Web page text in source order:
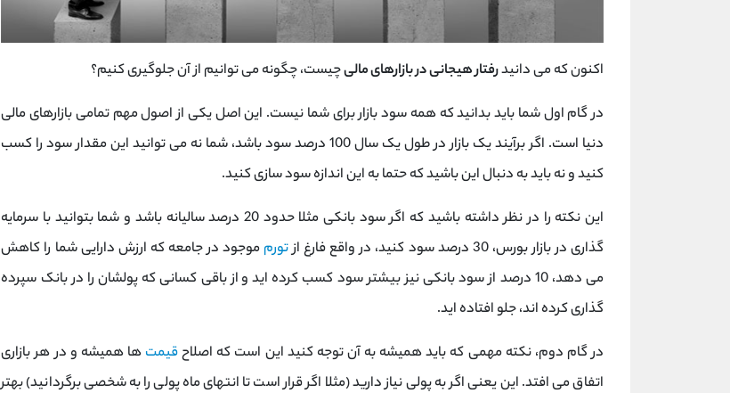
اکنون که می دانیدرفتار هیجانی در بازارهای مالیچیست، چگونه می توانیم از آن جلوگیری کنیم؟
در گام اول شما باید بدانید که همه سود بازار برای شما نیست. این اصل یکی از اصول مهم تمامی بازارهای مالی
دنیا است. اگر برآیند یک بازار در طول یک سال 100 درصد سود باشد، شما نه می توانید این مقدار سود را کسب
کنید و نه باید به دنبال این باشید که حتما به این اندازه سود سازی کنید.
این نکته را در نظر داشته باشید که اگر سود بانکی مثلا حدود 20 درصد سالیانه باشد و شما بتوانید با سرمایه
گذاری در بازار بورس، 30 درصد سود کنید، در واقع فارغ از
تورم موجود در جامعه که ارزش دارایی شما را کاهش
می دهد، 10 درصد از سود بانکی نیز بیشتر سود کسب کرده اید و از باقی کسانی که پولشان را در بانک سپرده
گذاری کرده اند، جلو افتاده اید.
در گام دوم، نکته مهمی که باید همیشه به آن توجه کنید این است که اصلاحقیمت ها همیشه و در هر بازاری
اتفاق می افتد. این یعنی اگر به پولی نیاز دارید (مثلا اگر قرار است تا انتهای ماه پولی را به شخصی برگردانید) بهتر